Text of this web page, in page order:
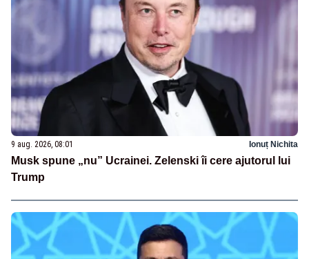
9 aug. 2026, 08:01 Ionuț Nichita
Musk spune „nu” Ucrainei. Zelenski îi cere ajutorul lui
Trump